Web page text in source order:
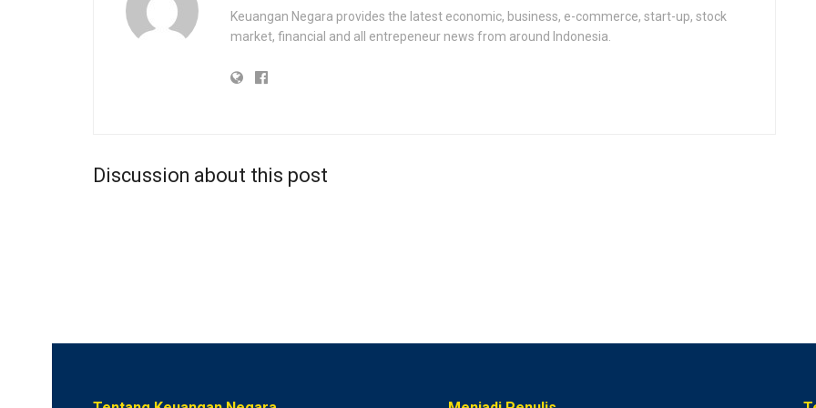
Keuangan Negara provides the latest economic, business, e-commerce, start-up, stock
market, financial and all entrepeneur news from around Indonesia.
Discussion about this post